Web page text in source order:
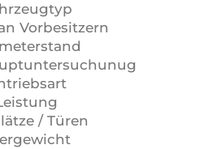
Vorbesitzern
/ Türen